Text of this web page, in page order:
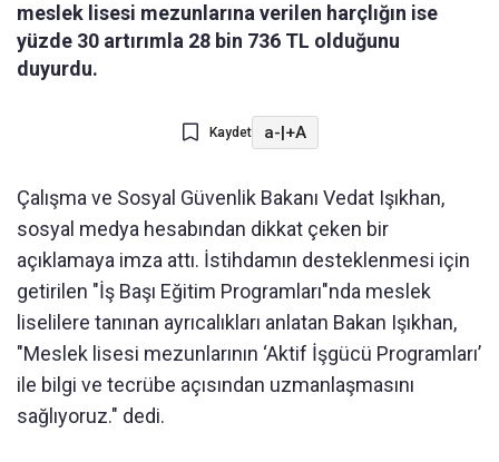
meslek lisesi mezunlarına verilen harçlığın ise
yüzde 30 artırımla 28 bin 736 TL olduğunu
duyurdu.
Kaydet a-|+A
Çalışma ve Sosyal Güvenlik Bakanı Vedat Işıkhan,
sosyal medya hesabından dikkat çeken bir
açıklamaya imza attı. İstihdamın desteklenmesi için
getirilen "İş Başı Eğitim Programları"nda meslek
liselilere tanınan ayrıcalıkları anlatan Bakan Işıkhan,
"Meslek lisesi mezunlarının ‘Aktif İşgücü Programları’
ile bilgi ve tecrübe açısından uzmanlaşmasını
sağlıyoruz." dedi.